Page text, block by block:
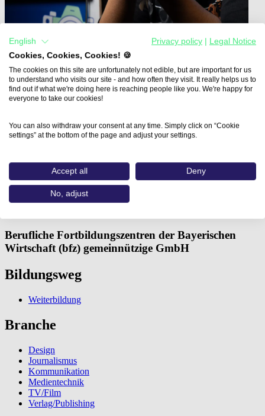
Home
Adobe® After Effects®
Aufbaukurs
Berufliche Fortbildungszentren der Bayerischen
Wirtschaft (bfz) gemeinnützige GmbH
Bildungsweg
Weiterbildung
Branche
Design
Journalismus
Kommunikation
Medientechnik
TV/Film
Verlag/Publishing
English Privacy policy
Legal Notice
Cookies, Cookies, Cookies! 🍪
The cookies on this site are unfortunately not edible, but are important for us
to understand who visits our site - and how often they visit. It really helps us to
find out if what we're doing here is reaching people like you. We're happy for
everyone to take our cookies!
You can also withdraw your consent at any time. Simply click on “Cookie
settings” at the bottom of the page and adjust your settings.
Accept all Deny
No, adjust